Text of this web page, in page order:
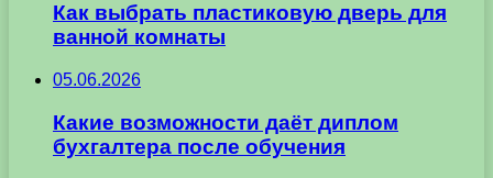
Как выбрать пластиковую дверь для
ванной комнаты
05.06.2026
Какие возможности даёт диплом
бухгалтера после обучения